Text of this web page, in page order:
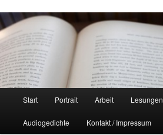
Start Portrait Arbeit Lesungen
Audiogedichte Kontakt / Impressum